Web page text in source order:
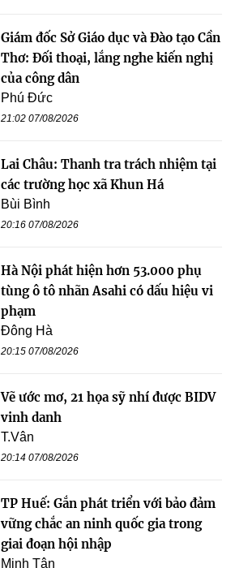
Giám đốc Sở Giáo dục và Đào tạo Cần
Thơ: Đối thoại, lắng nghe kiến nghị
của công dân
Phú Đức
21:02 07/08/2026
Lai Châu: Thanh tra trách nhiệm tại
các trường học xã Khun Há
Bùi Bình
20:16 07/08/2026
Hà Nội phát hiện hơn 53.000 phụ
tùng ô tô nhãn Asahi có dấu hiệu vi
phạm
Đông Hà
20:15 07/08/2026
Vẽ ước mơ, 21 họa sỹ nhí được BIDV
vinh danh
T.Vân
20:14 07/08/2026
TP Huế: Gắn phát triển với bảo đảm
vững chắc an ninh quốc gia trong
giai đoạn hội nhập
Minh Tân